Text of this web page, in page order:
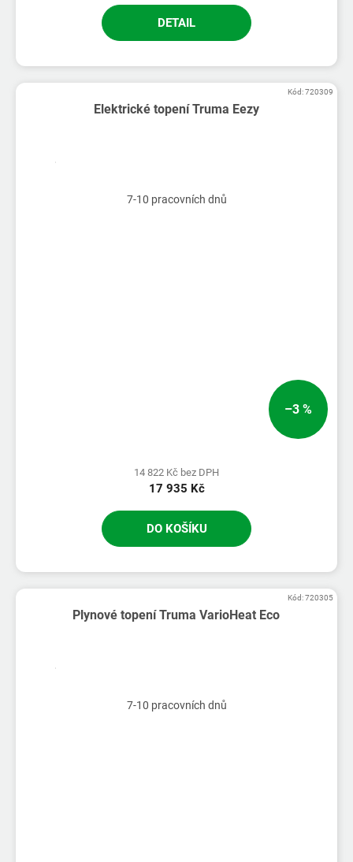
DETAIL
Elektrické topení Truma Eezy
7-10 pracovních dnů
–3 %
14 822 Kč bez DPH
17 935 Kč
DO KOŠÍKU
Kód:720309
Plynové topení Truma VarioHeat Eco
7-10 pracovních dnů
Kód:720305